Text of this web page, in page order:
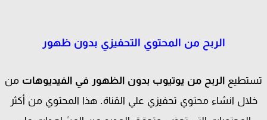
الربح من المحتوي التحفيزي بدون ظهور
الربح من يوتيوب بدون الظهور في الفيديوهاتمن
انشاء محتوي تحفيزي علي القناة. هذا المحتوي من أكثر